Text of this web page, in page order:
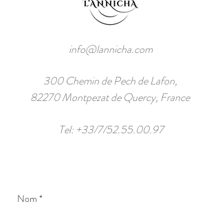
info@lannicha.com
300 Chemin de Pech de Lafon,
82270 Montpezat de Quercy, France
Tel: +33/7/52.55.00.97